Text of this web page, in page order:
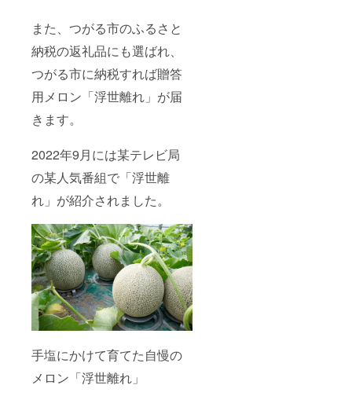
また、つがる市のふるさと
納税の返礼品にも選ばれ、
つがる市に納税すれば贈答
用メロン「浮世離れ」が届
きます。
2022年9月には某テレビ局
の某人気番組で「浮世離
れ」が紹介されました。
手塩にかけて育てた自慢の
メロン「浮世離れ」